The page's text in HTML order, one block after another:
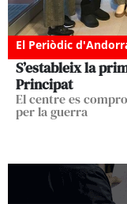
El Periòdic
S’estableix la
Principat
El centre es
per la guerra